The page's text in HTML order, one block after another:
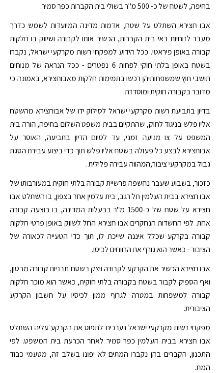
בחיפה, לשטח של כ- 500 מ"ר בשולי בית הקברות כפר סמיר.
אבו חצירא השתלט על שטח, אדמות מדינה המיועדות לשמש כדרך
מעבר לנוחיות באי בית הקברות, הכשיר אותו לקבורה ושיווק בו חלקות
קבורה באופן פיראטי. ככל הידוע למפקחי רשות מקרקעי ישראל, נקברו
בשטח באופן בלתי חוקי לפחות 6 נפטרים - ככל הנראה של מנוחים
תושבי חוץ שמשפחותיהן רכשו בתמימות חלקות מאבוחצירא, באמונה כי
מדובר בקבורה חוקית ומוסדרת.
בדיון בתביעת רשות מקרקעי ישראל לסילוק ידו של אבוחצירא מהשטח
אליו פלש בניגוד לחוק, שהתקיים בבית משפט השלום בחיפה, הורה בית
המשפט על צו מניעה זמני, עד לסיום הדיון בתביעה, האוסר על
אבוחצירא לבצע כל פעולה בשטח אליו פלש תוך כדי ביצוע עבירת הסגת
גבול במקרקעי ציבור,המהווה עבירה פלילית .
כזכור, בשבוע שעבר נחשפה פרשיית קבורה בלתי חוקית במעורבותו של
אבו חצירא בבית העלמין תל רגב, בית עלמין אחר בצפון, בו השתלט אבו
חצירא על שטח של כ-1500 מ"ר בבעלות המדינה, בו בוצעה קבורה
אחת. לפי החשדות הנחקרים אבו חצירא החל לשווק באופן פרטי חלקות
קבורה בקרקע שכלל איננה שייכת לו, תוך כדי הטעייה לכאורה של
הציבור - כאשר הוא גורף את הרווחים לכיסו.
אבו חצירא הכשיר את הקרקע לקבורה ויצק בשטח תבניות קבורה מבטון,
ואף הספיק לקבור בשטח בקבורה בלתי חוקית, כאשר הוא מוכר חלקות
קבורה למשפחות במטרה לגרוף ממון לכיסיו על חשבון הקרקע
הציבורית.
מפקחי רשות מקרקעי ישראל נערכים לתפוס את הקרקע עליה השתלט
אבו חצירא בבית העלמין כפר סמיר לאחר הכרעת בית המשפט. לפי
התכנון, הקברים בהן נקברו המתים לא יפונו בשלב זה, מטעמי כבוד
המת.